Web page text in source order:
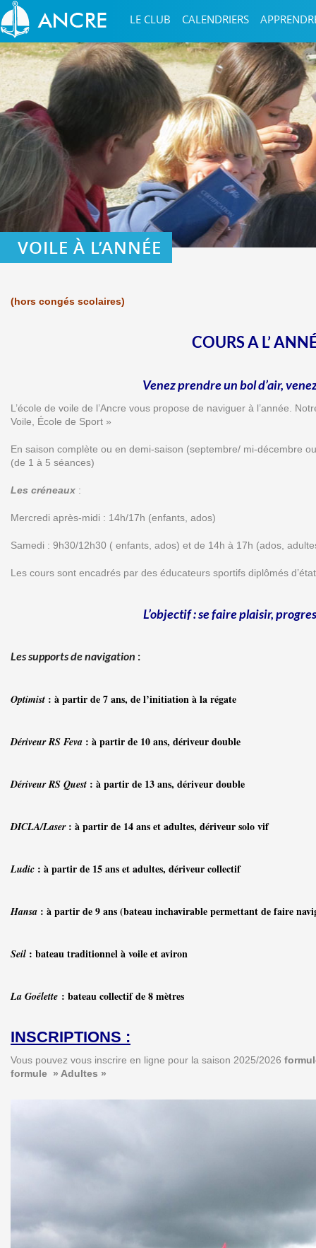
LE CLUB CALENDRIERS
VOILE À L’ANNÉE
(hors congés scolaires)
COURS A L’
Venez prendre un bol d’air,
L’école de voile de l’Ancre vous propose de naviguer à l’année.
Voile, École de Sport »
En saison complète ou en demi-saison (septembre/ mi-décembre
(de 1 à 5 séances)
Les créneaux :
Mercredi après-midi : 14h/17h (enfants, ados)
Samedi : 9h30/12h30 ( enfants, ados) et de 14h à 17h (ados,
Les cours sont encadrés par des éducateurs sportifs diplômés
L’objectif : se faire plaisir,
Les supports de navigation :
Optimist : à partir de 7 ans, de l’initiation à la régate
Dériveur RS Feva : à partir de 10 ans, dériveur double
Dériveur RS Quest : à partir de 13 ans, dériveur double
DICLA/Laser: à partir de 14 ans et adultes, dériveur solo vif
Ludic : à partir de 15 ans et adultes, dériveur collectif
Hansa : à partir de 9 ans (bateau inchavirable permettant de faire
Seil : bateau traditionnel à voile et aviron
La Goélette : bateau collectif de 8 mètres
INSCRIPTIONS :
Vous pouvez vous inscrire en ligne pour la saison 2025/2026
formule » Adultes »